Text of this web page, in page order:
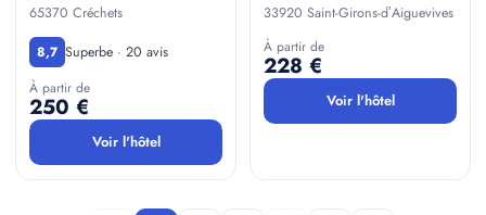
65370 Créchets
8,7 Superbe · 20 avis
À partir de
250 €
Voir l'hôtel
33920 Saint-Girons-dʼAiguevives
À partir de
228 €
Voir l'hôtel